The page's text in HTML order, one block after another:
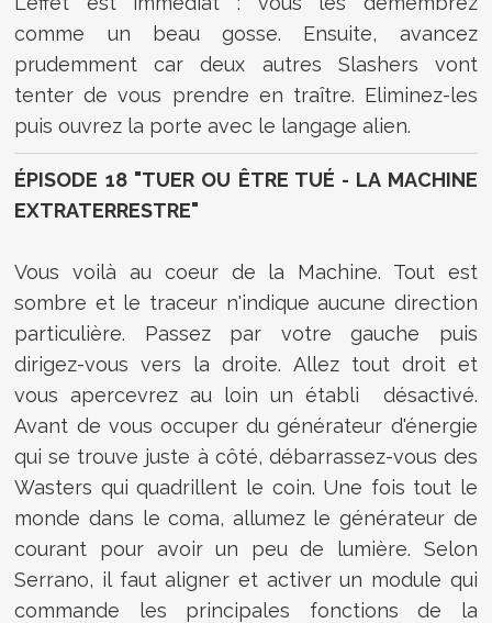
comme un beau gosse. Ensuite, avancez
prudemment car deux autres Slashers vont
tenter de vous prendre en traître. Eliminez-les
puis ouvrez la porte avec le langage alien.
ÉPISODE 18 "TUER OU ÊTRE TUÉ - LA MACHINE
EXTRATERRESTRE"
Vous voilà au coeur de la Machine. Tout est
sombre et le traceur n'indique aucune direction
particulière. Passez par votre gauche puis
dirigez-vous vers la droite. Allez tout droit et
vous apercevrez au loin un établi désactivé.
Avant de vous occuper du générateur d'énergie
qui se trouve juste à côté, débarrassez-vous des
Wasters qui quadrillent le coin. Une fois tout le
monde dans le coma, allumez le générateur de
courant pour avoir un peu de lumière. Selon
Serrano, il faut aligner et activer un module qui
commande les principales fonctions de la